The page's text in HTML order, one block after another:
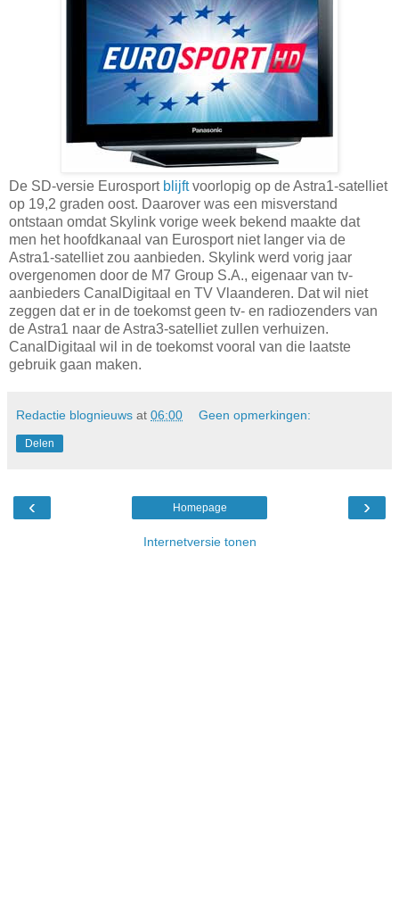
De SD-versie Eurosport blijftvoorlopig op de Astra1-satelliet
op 19,2 graden oost. Daarover was een misverstand
ontstaan omdat Skylink vorige week bekend maakte dat
men het hoofdkanaal van Eurosport niet langer via de
Astra1-satelliet zou aanbieden. Skylink werd vorig jaar
overgenomen door de M7 Group S.A., eigenaar van tv-
aanbieders CanalDigitaal en TV Vlaanderen. Dat wil niet
zeggen dat er in de toekomst geen tv- en radiozenders van
de Astra1 naar de Astra3-satelliet zullen verhuizen.
CanalDigitaal wil in de toekomst vooral van die laatste
gebruik gaan maken.
Redactie blognieuws at 06:00 Geen opmerkingen:
Delen
‹ ›
Homepage
Internetversie tonen